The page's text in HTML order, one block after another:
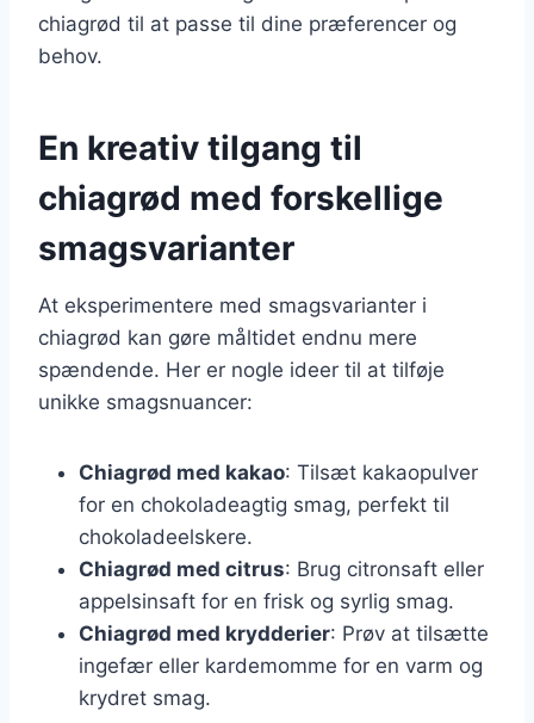
chiagrød til at passe til dine præferencer og
behov.
En kreativ tilgang til
chiagrød med forskellige
smagsvarianter
At eksperimentere med smagsvarianter i
chiagrød kan gøre måltidet endnu mere
spændende. Her er nogle ideer til at tilføje
unikke smagsnuancer:
Chiagrød med kakao: Tilsæt kakaopulver
for en chokoladeagtig smag, perfekt til
chokoladeelskere.
Chiagrød med citrus: Brug citronsaft eller
appelsinsaft for en frisk og syrlig smag.
Chiagrød med krydderier: Prøv at tilsætte
ingefær eller kardemomme for en varm og
krydret smag.